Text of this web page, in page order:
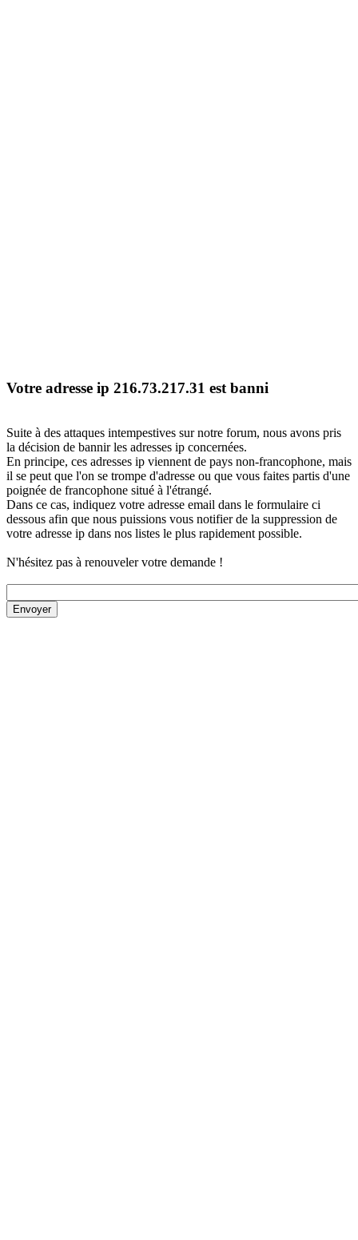
Votre adresse ip 216.73.217.31 est banni
Suite à des attaques intempestives sur notre forum, nous avons pris
la décision de bannir les adresses ip concernées.
En principe, ces adresses ip viennent de pays non-francophone, mais
il se peut que l'on se trompe d'adresse ou que vous faites partis d'une
poignée de francophone situé à l'étrangé.
Dans ce cas, indiquez votre adresse email dans le formulaire ci
dessous afin que nous puissions vous notifier de la suppression de
votre adresse ip dans nos listes le plus rapidement possible.
N'hésitez pas à renouveler votre demande !